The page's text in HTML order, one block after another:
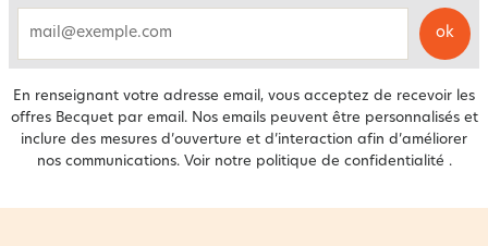
ok
En renseignant votre adresse email, vous acceptez de recevoir les
offres Becquet par email. Nos emails peuvent être personnalisés et
inclure des mesures d’ouverture et d’interaction afin d’améliorer
nos communications. Voir notre politique de confidentialité .